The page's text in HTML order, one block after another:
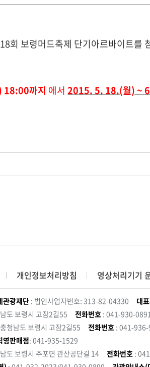
회 보령머드축제 단기아르바이트를
까지 에서2015. 5. 18.(월) ~
개인정보처리방침 영상처리기기
관광재단: 법인사업자번호: 313-82-04330 대
도 보령시 고잠2길55 전화번호 : 041-930-
청남도 보령시 고잠2길55 전화번호 : 041-
영판매점: 041-935-1529
도 보령시 주포면 관산공단길 14 전화번호 :